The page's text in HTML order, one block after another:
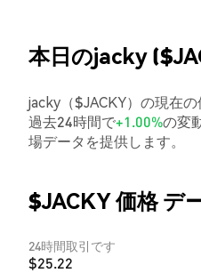
本日のjacky
jacky（$JACKY）の現在
過去24時間で+1.00%の変
場データを提供します。
$JACKY 価格 デ
24時間取引です
$25.22